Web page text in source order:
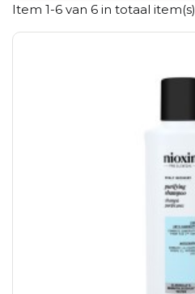
Item 1-6 van 6 in totaal item(s)